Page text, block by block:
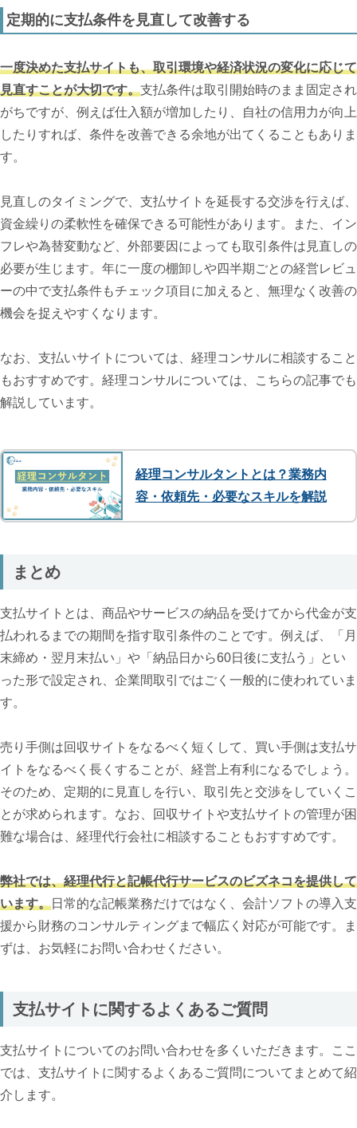
定期的に支払条件を見直して改善する
一度決めた支払サイトも、取引環境や経済状況の変化に応じて
見直すことが大切です。支払条件は取引開始時のまま固定され
がちですが、例えば仕入額が増加したり、自社の信用力が向上
したりすれば、条件を改善できる余地が出てくることもありま
す。
見直しのタイミングで、支払サイトを延長する交渉を行えば、
資金繰りの柔軟性を確保できる可能性があります。また、イン
フレや為替変動など、外部要因によっても取引条件は見直しの
必要が生じます。年に一度の棚卸しや四半期ごとの経営レビュ
ーの中で支払条件もチェック項目に加えると、無理なく改善の
機会を捉えやすくなります。
なお、支払いサイトについては、経理コンサルに相談すること
もおすすめです。経理コンサルについては、こちらの記事でも
解説しています。
経理コンサルタントとは？業務内
容・依頼先・必要なスキルを解説
まとめ
支払サイトとは、商品やサービスの納品を受けてから代金が支
払われるまでの期間を指す取引条件のことです。例えば、「月
末締め・翌月末払い」や「納品日から60日後に支払う」とい
った形で設定され、企業間取引ではごく一般的に使われていま
す。
売り手側は回収サイトをなるべく短くして、買い手側は支払サ
イトをなるべく長くすることが、経営上有利になるでしょう。
そのため、定期的に見直しを行い、取引先と交渉をしていくこ
とが求められます。なお、回収サイトや支払サイトの管理が困
難な場合は、経理代行会社に相談することもおすすめです。
弊社では、経理代行と記帳代行サービスのビズネコを提供して
います。日常的な記帳業務だけではなく、会計ソフトの導入支
援から財務のコンサルティングまで幅広く対応が可能です。ま
ずは、お気軽にお問い合わせください。
支払サイトに関するよくあるご質問
支払サイトについてのお問い合わせを多くいただきます。ここ
では、支払サイトに関するよくあるご質問についてまとめて紹
介します。